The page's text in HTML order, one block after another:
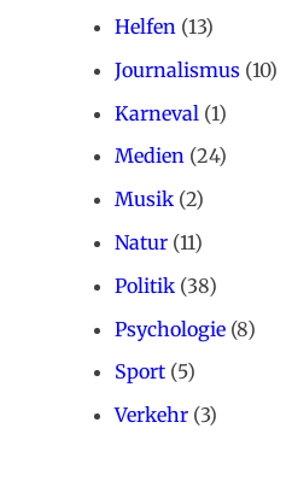
Helfen (13)
Journalismus (10)
Karneval (1)
Medien (24)
Musik (2)
Natur (11)
Politik (38)
Psychologie (8)
Sport (5)
Verkehr (3)